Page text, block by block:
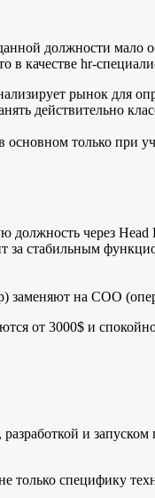
должности мало
качестве hr-
рынок для
действительно
основном только при
через
за стабильным
заменяют на СОО
от 3000$ и
и
специфику